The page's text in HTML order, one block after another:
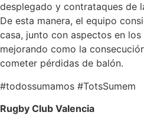
desplegado y contrataques de
De esta manera, el equipo
casa, junto con aspectos en
mejorando como la
cometer pérdidas de balón.
#todossumamos #TotsSumem
Rugby Club Valencia